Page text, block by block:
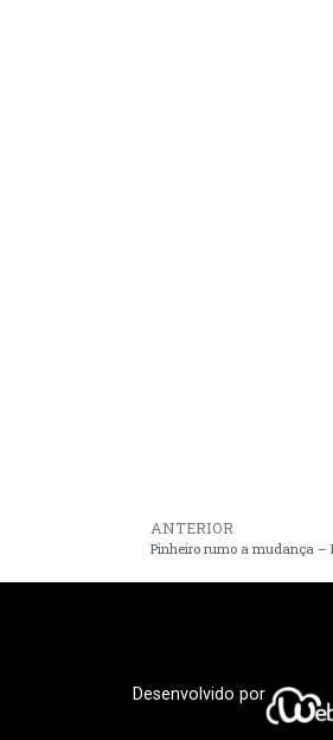
ANTERIOR
Desenvolvido por